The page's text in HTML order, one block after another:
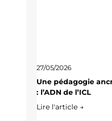
27/05/2026
Une pédagogie
: l’ADN de l’ICL
Lire l'article →